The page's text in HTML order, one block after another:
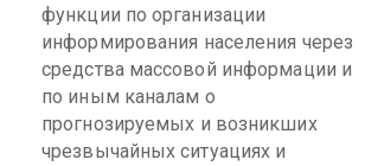
функции по организации
информирования населения через
средства массовой информации и
по иным каналам о
прогнозируемых и возникших
чрезвычайных ситуациях и